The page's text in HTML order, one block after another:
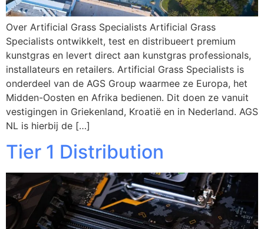
Over Artificial Grass Specialists Artificial Grass
Specialists ontwikkelt, test en distribueert premium
kunstgras en levert direct aan kunstgras professionals,
installateurs en retailers. Artificial Grass Specialists is
onderdeel van de AGS Group waarmee ze Europa, het
Midden-Oosten en Afrika bedienen. Dit doen ze vanuit
vestigingen in Griekenland, Kroatië en in Nederland. AGS
NL is hierbij de […]
Tier 1 Distribution